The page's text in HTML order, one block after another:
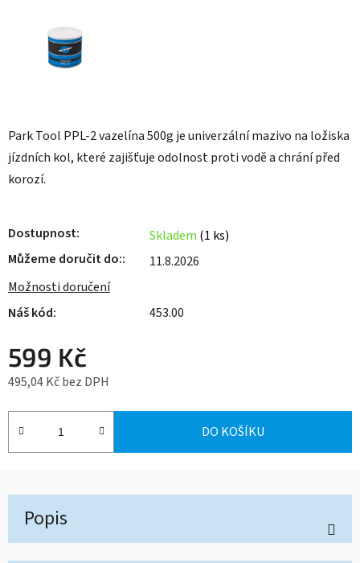
Park Tool PPL-2 vazelína 500g je univerzální mazivo na ložiska
jízdních kol, které zajišťuje odolnost proti vodě a chrání před
korozí.
Dostupnost Skladem (1 ks)
Můžeme doručit do:
11.8.2026
Možnosti doručení
453.00
599 Kč
495,04 Kč bez DPH
Měrná cena:
DO KOŠÍKU
Popis